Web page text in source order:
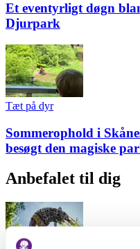
Et eventyrligt døgn
Djurpark
Tæt på dyr
Sommerophold i
besøgt den magiske
Anbefalet til dig